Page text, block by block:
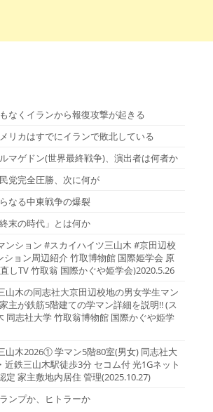
なくイランから報復攻撃が起きる
リカはすでにイランで敗北している
マゲドン(世界最終戦争)、演出者は何者か
党完全圧勝、次に何が
なる中東戦争の爆裂
末の時代」とは何か
ンション #スカイハイツ三山木 #京田辺校
ション周辺紹介 竹取博物館 国際姫学会 原
しTV 竹取翁 国際かぐや姫学会)2020.5.26
山木の同志社大京田辺校地の男女学生マン
主が鉄筋5階建ての学マン詳細を説明!! (ス
同志社大学 竹取翁博物館 国際かぐや姫学
山木2026① 学マン5階80室(男女) 同志社大
近鉄三山木駅徒歩3分 セコム付 光1Gネット
定 家主敷地内居住 管理(2025.10.27)
ンプか、ヒトラーか